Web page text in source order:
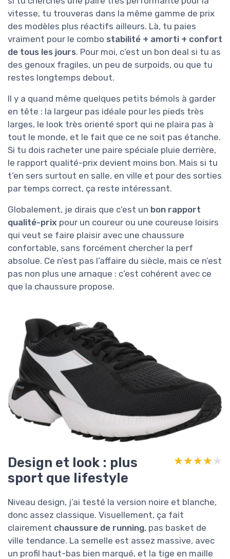
vitesse, tu trouveras dans la même gamme de prix
des modèles plus réactifs ailleurs. Là, tu paies
vraiment pour le combo stabilité + amorti + confort
de tous les jours. Pour moi, c’est un bon deal si tu as
des genoux fragiles, un peu de surpoids, ou que tu
restes longtemps debout.
Il y a quand même quelques petits bémols à garder
en tête : la largeur pas idéale pour les pieds très
larges, le look très orienté sport qui ne plaira pas à
tout le monde, et le fait que ce ne soit pas étanche.
Si tu dois racheter une paire spéciale pluie derrière,
le rapport qualité-prix devient moins bon. Mais si tu
t’en sers surtout en salle, en ville et pour des sorties
par temps correct, ça reste intéressant.
Globalement, je dirais que c’est un bon rapport
qualité-prix pour un coureur ou une coureuse loisirs
qui veut se faire plaisir avec une chaussure
confortable, sans forcément chercher la perf
absolue. Ce n’est pas l’affaire du siècle, mais ce n’est
pas non plus une arnaque : c’est cohérent avec ce
que la chaussure propose.
Design et look : plus
sport que lifestyle
★★★★★
★★★★★
Niveau design, j’ai testé la version noire et blanche,
donc assez classique. Visuellement, ça fait
clairement chaussure de running, pas basket de
ville tendance. La semelle est assez massive, avec
un profil haut-bas bien marqué, et la tige en maille